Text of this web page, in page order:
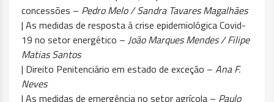
concessões – Pedro Melo / Sandra Tavares Magalhães
| As medidas de resposta à crise epidemiológica Covid-
19 no setor energético – João Marques Mendes / Filipe
Matias Santos
| Direito Penitenciário em estado de exceção – Ana F.
Neves
| As medidas de emergência no setor agrícola – Paulo